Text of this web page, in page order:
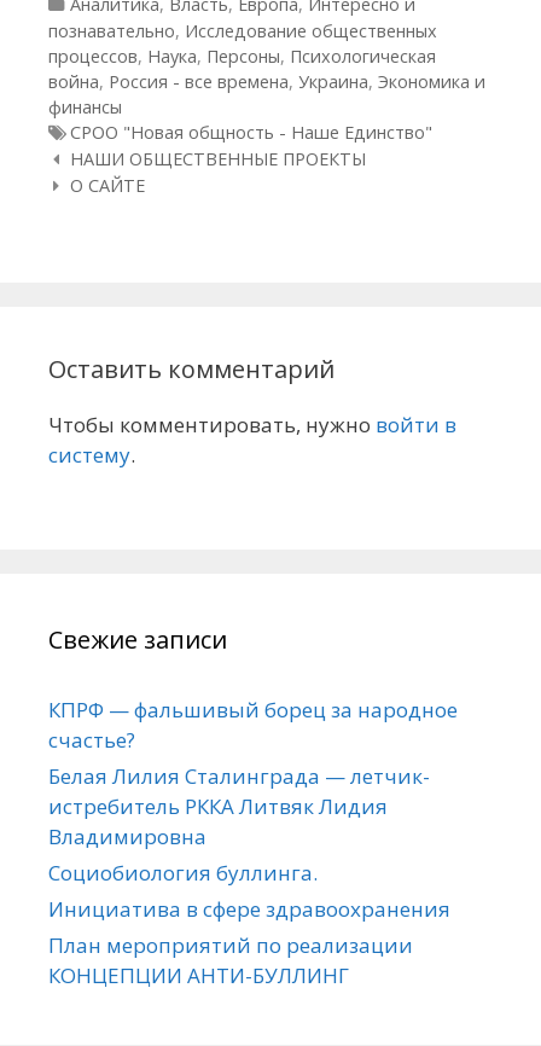
Рубрики
Аналитика, Власть, Европа, Интересно и
познавательно, Исследование общественных
процессов, Наука, Персоны, Психологическая
война, Россия - все времена, Украина, Экономика и
финансы
Метки
СРОО "Новая общность - Наше Единство"
Навигация по статьям
НАШИ ОБЩЕСТВЕННЫЕ ПРОЕКТЫ
О САЙТЕ
Оставить комментарий
Чтобы комментировать, нужно войти в
систему.
Свежие записи
КПРФ — фальшивый борец за народное
счастье?
Белая Лилия Сталинграда — летчик-
истребитель РККА Литвяк Лидия
Владимировна
Социобиология буллинга.
Инициатива в сфере здравоохранения
План мероприятий по реализации
КОНЦЕПЦИИ АНТИ-БУЛЛИНГ